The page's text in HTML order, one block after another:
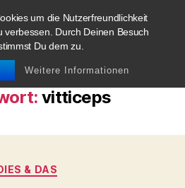
um die Nutzerfreundlichkeit
verbessen. Durch Deinen Besuch
Du dem zu.
Weitere Informationen
cheese.de
vitticeps
Kategorien
& DAS